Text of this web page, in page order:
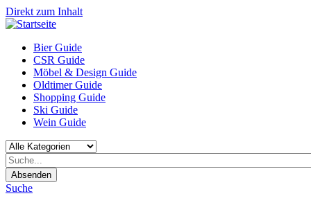
Direkt zum Inhalt
Bier Guide
CSR Guide
Möbel & Design Guide
Oldtimer Guide
Shopping Guide
Ski Guide
Wein Guide
Absenden
Suche